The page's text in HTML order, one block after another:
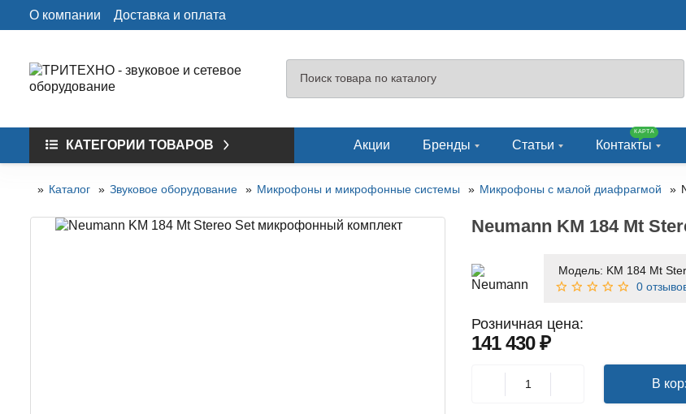
О компании Доставка и оплата
КАТЕГОРИИ ТОВАРОВ Акции Бренды Статьи
КАРТА
Контакты
Каталог Звуковое оборудование Микрофоны и микрофонные системы Микрофоны с малой диафрагмой
Neumann KM 184 Mt
Модель: KM 184 Mt
0
Розничная цена:
141 430 ₽
В